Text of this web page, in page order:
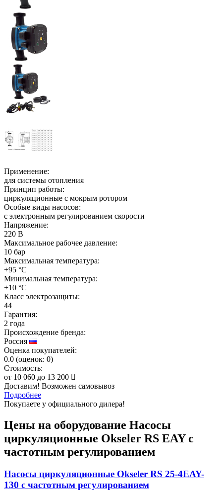
Применение:
для системы отопления
Принцип работы:
циркуляционные с мокрым ротором
Особые виды насосов:
с электронным регулированием скорости
Напряжение:
220 В
Максимальное рабочее давление:
10 бар
Максимальная температура:
+95 °C
Минимальная температура:
+10 °C
Класс электрозащиты:
44
Гарантия:
2 года
Происхождение бренда:
Россия
Оценка покупателей:
0.0 (оценок: 0)
Стоимость:
от 10 060 до 13 200
Доставим! Возможен самовывоз
Подробнее
Покупаете у официального дилера!
Цены на оборудование Насосы
циркуляционные Okseler RS EAY с
частотным регулированием
Насосы циркуляционные Okseler RS 25-4EAY-
130 с частотным регулированием